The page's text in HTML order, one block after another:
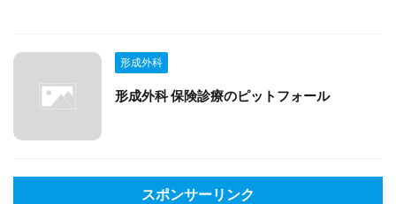
形成外科
形成外科 保険診療のピットフォール
スポンサーリンク